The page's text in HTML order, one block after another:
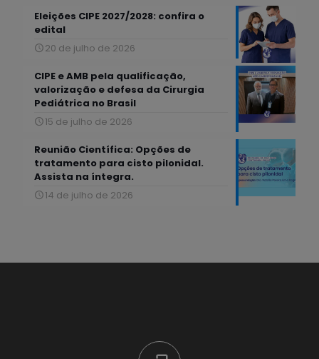
Eleições CIPE 2027/2028: confira o
edital
20 de julho de 2026
CIPE e AMB pela qualificação,
valorização e defesa da Cirurgia
Pediátrica no Brasil
15 de julho de 2026
Reunião Científica: Opções de
tratamento para cisto pilonidal.
Assista na íntegra.
14 de julho de 2026